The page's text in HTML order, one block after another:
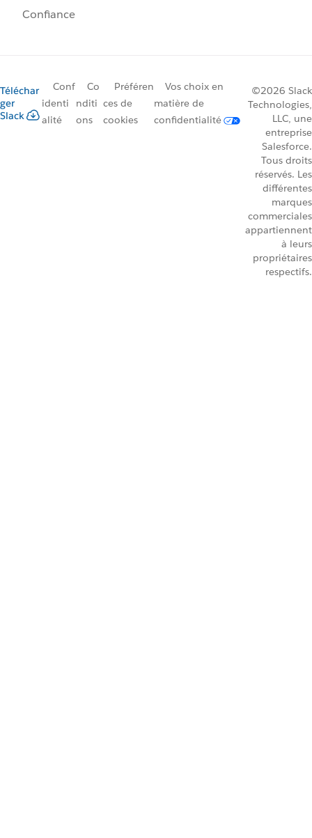
Confiance
Téléchar
ger
Slack
Conf
identi
alité
Co
nditi
ons
Préféren
ces de
cookies
Vos choix en
matière de
confidentialité
©2026 Slack
Technologies,
LLC, une
entreprise
Salesforce.
Tous droits
réservés. Les
différentes
marques
commerciales
appartiennent
à leurs
propriétaires
respectifs.